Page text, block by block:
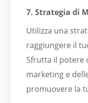
7. Strategia di
Utilizza una
raggiungere il
Sfrutta il potere
marketing e
promuovere la